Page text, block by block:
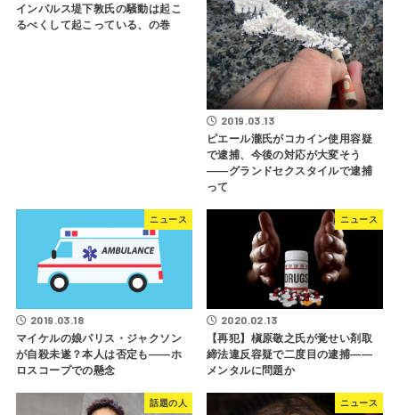
インパルス堤下敦氏の騒動は起こ
るべくして起こっている、の巻
2019.03.13
ピエール瀧氏がコカイン使用容疑
で逮捕、今後の対応が大変そう
――グランドセクスタイルで逮捕
って
ニュース
2019.03.18
マイケルの娘パリス・ジャクソン
が自殺未遂？本人は否定も――ホ
ロスコープでの懸念
ニュース
2020.02.13
【再犯】槇原敬之氏が覚せい剤取
締法違反容疑で二度目の逮捕――
メンタルに問題か
話題の人 ニュース